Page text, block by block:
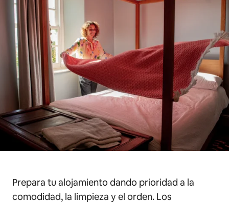
Prepara tu alojamiento dando prioridad a la
comodidad, la limpieza y el orden. Los